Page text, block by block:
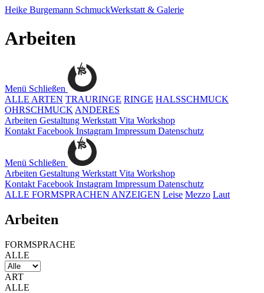
Heike Burgemann SchmuckWerkstatt & Galerie
Arbeiten
Menü Schließen
ALLE ARTEN TRAURINGE RINGE HALSSCHMUCK
OHRSCHMUCK ANDERES
Arbeiten Gestaltung Werkstatt Vita Workshop
Kontakt Facebook Instagram Impressum Datenschutz
Menü Schließen
Arbeiten Gestaltung Werkstatt Vita Workshop
Kontakt Facebook Instagram Impressum Datenschutz
ALLE FORMSPRACHEN ANZEIGEN Leise Mezzo Laut
Arbeiten
FORMSPRACHE
ALLE
ART
ALLE